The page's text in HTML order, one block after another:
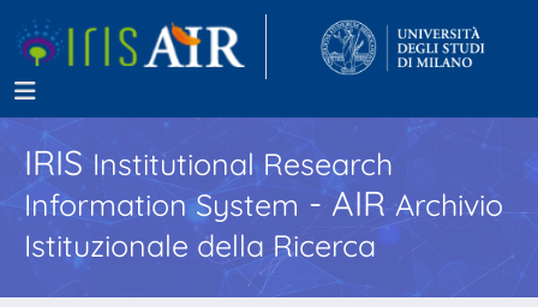
IRISInstitutional Research
Information System - AIR Archivio
Istituzionale della Ricerca